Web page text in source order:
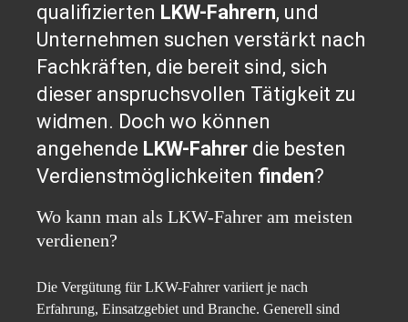
qualifizierten LKW-Fahrern, und
Unternehmen suchen verstärkt nach
Fachkräften, die bereit sind, sich
dieser anspruchsvollen Tätigkeit zu
widmen. Doch wo können
angehende LKW-Fahrer die besten
Verdienstmöglichkeiten finden?
Wo kann man als LKW-Fahrer am meisten
verdienen?
Die Vergütung für LKW-Fahrer variiert je nach
Erfahrung, Einsatzgebiet und Branche. Generell sind